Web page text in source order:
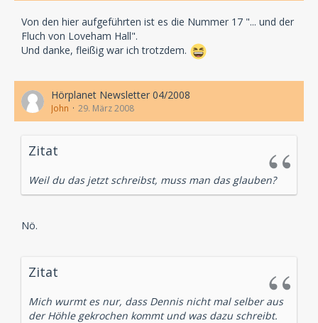
Von den hier aufgeführten ist es die Nummer 17 "... und der
Fluch von Loveham Hall".
Und danke, fleißig war ich trotzdem.
Hörplanet Newsletter 04/2008
John 29. März 2008
Zitat
Weil du das jetzt schreibst, muss man das glauben?
Nö.
Zitat
Mich wurmt es nur, dass Dennis nicht mal selber aus
der Höhle gekrochen kommt und was dazu schreibt.